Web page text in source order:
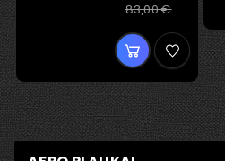
83,00 €
Įprasta
kaina
Kaina